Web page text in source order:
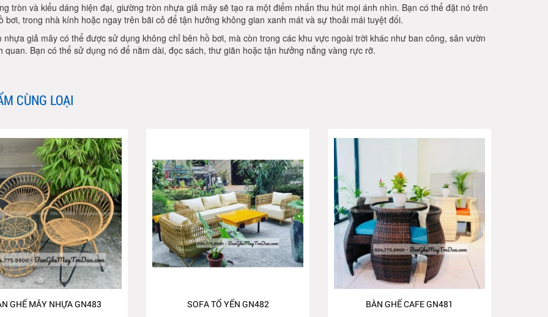
tròn và kiểu dáng hiện đại, giường tròn nhựa giả mây sẽ tạo ra một điểm nhấn thu hút mọi ánh nhìn. Bạn có thể đặt nó trên
bơi, trong nhà kính hoặc ngay trên bãi cỏ để tận hưởng không gian xanh mát và sự thoải mái tuyệt đối.
nhựa giả mây có thể được sử dụng không chỉ bên hồ bơi, mà còn trong các khu vực ngoài trời khác như ban công, sân vườn
quan. Bạn có thể sử dụng nó để nằm dài, đọc sách, thư giãn hoặc tận hưởng nắng vàng rực rỡ.
CÙNG LOẠI
GHẾ MÂY NHỰA GN483 SOFA TỔ YẾN GN482 BÀN GHẾ CAFE GN481